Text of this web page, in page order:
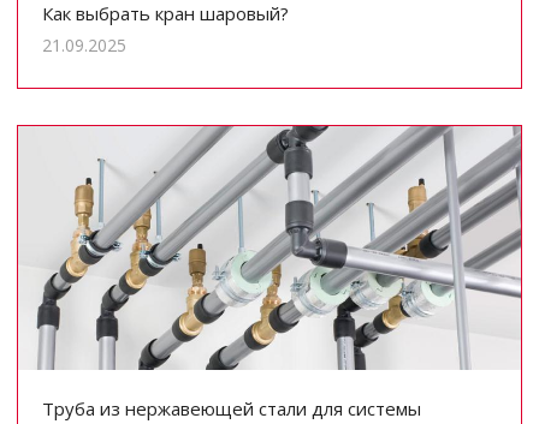
Как выбрать кран шаровый?
21.09.2025
Труба из нержавеющей стали для системы